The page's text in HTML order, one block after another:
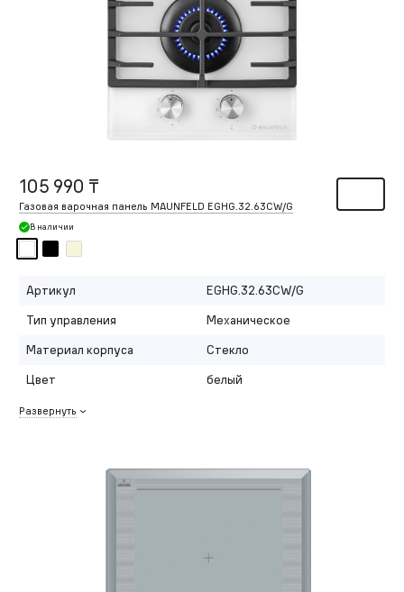
105 990 ₸
Газовая варочная панель MAUNFELD EGHG.32.63CW/G
В наличии
Артикул
EGHG.32.63CW/G
Тип управления
Механическое
Материал корпуса
Стекло
Цвет
белый
Развернуть